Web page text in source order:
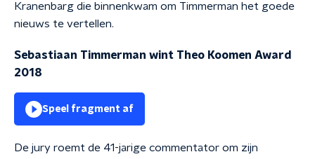
Kranenbarg die binnenkwam om Timmerman het goede
nieuws te vertellen.
Sebastiaan Timmerman wint Theo Koomen Award
2018
Speel fragment af
De jury roemt de 41-jarige commentator om zijn